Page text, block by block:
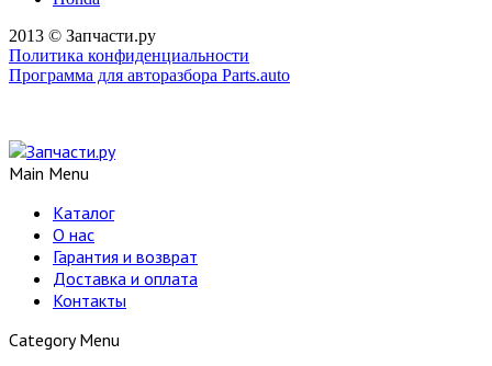
2013 © Запчасти.ру
Политика конфиденциальности
Программа для авторазбора Parts.auto
Main Menu
Каталог
О нас
Гарантия и возврат
Доставка и оплата
Контакты
Category Menu